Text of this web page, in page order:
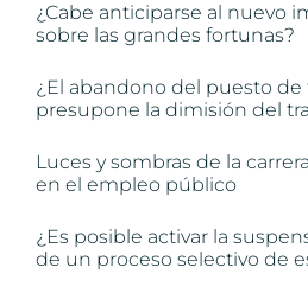
¿Cabe anticiparse al nuevo
sobre las grandes fortunas?
¿El abandono del puesto de
presupone la dimisión del
Luces y sombras de la
en el empleo público
¿Es posible activar la
de un proceso selectivo de